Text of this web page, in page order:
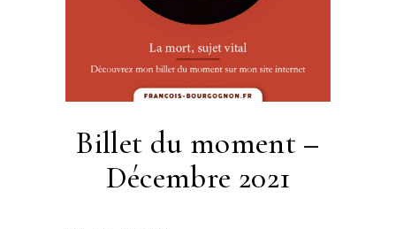
Billet du moment –
Décembre 2021